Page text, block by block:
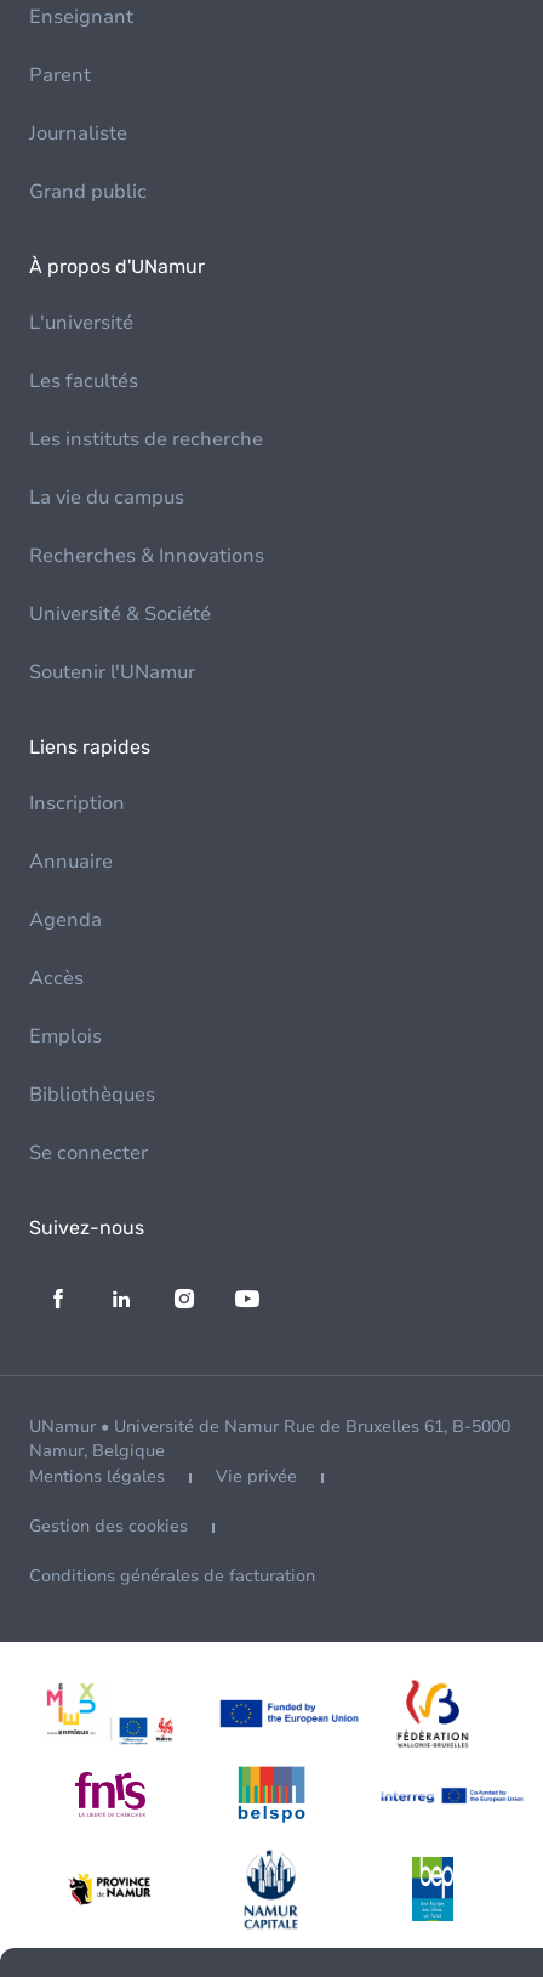
Enseignant
Parent
Journaliste
Grand public
À propos d'UNamur
L'université
Les facultés
Les instituts de recherche
La vie du campus
Recherches & Innovations
Université & Société
Soutenir l'UNamur
Liens rapides
Inscription
Annuaire
Agenda
Accès
Emplois
Bibliothèques
Se connecter
Suivez-nous
UNamur • Université de Namur Rue de Bruxelles 61, B-5000
Namur, Belgique
Mentions légales
Vie privée
Gestion des cookies
Conditions générales de facturation